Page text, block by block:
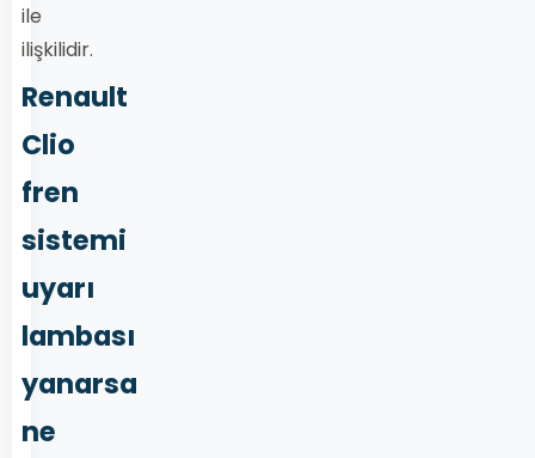
ile
ilişkilidir.
Renault
Clio
fren
sistemi
uyarı
lambası
yanarsa
ne